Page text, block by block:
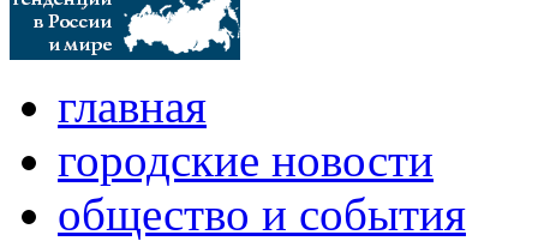
главная
городские новости
общество и события